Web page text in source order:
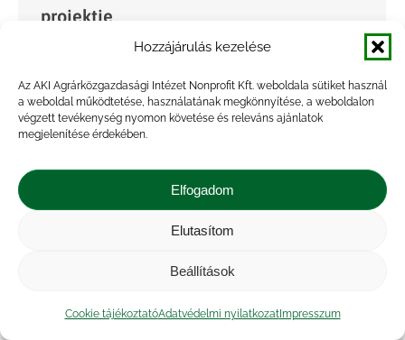
Hozzájárulás kezelése
Az AKI Agrárközgazdasági Intézet Nonprofit Kft. weboldala sütiket használ
a weboldal működtetése, használatának megkönnyítése, a weboldalon
végzett tevékenység nyomon követése és releváns ajánlatok
megjelenítése érdekében.
Elfogadom
Elutasítom
Beállítások
Cookie tájékoztatóAdatvédelmi nyilatkozatImpresszum
projektje
admin 2021.03.22.
Március 16-án és 17-én került megrendezésre
az ENRD szervezésében a „KAP értékeléséhez
használt információs rendszerek és adatkezelési
rendezvényen ismertették az Európai Bizottság
Mezőgazdasági és Vidékfejlesztési…